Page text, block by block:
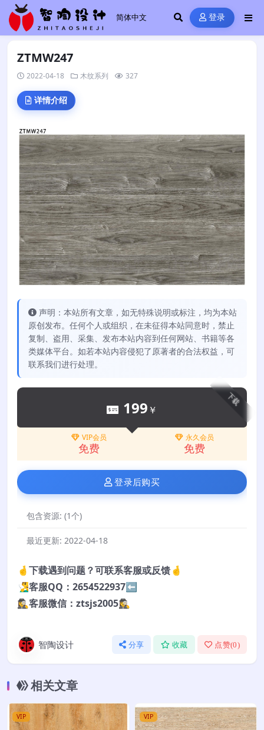
登录
ZTMW247
2022-04-18 木纹系列 327
详情介绍
声明：本站所有文章，如无特殊说明或标注，均为本站
原创发布。任何个人或组织，在未征得本站同意时，禁止
复制、盗用、采集、发布本站内容到任何网站、书籍等各
类媒体平台。如若本站内容侵犯了原著者的合法权益，可
联系我们进行处理。
下载
199 ￥
VIP会员
免费
永久会员
免费
登录后购买
包含资源: (1个)
最近更新: 2022-04-18
🤞下载遇到问题？可联系客服或反馈🤞
🧏‍♂️客服QQ：2654522937⬅️
🕵️‍♀️客服微信：ztsjs2005🕵️‍♀️
智陶设计 分享 收藏 点赞(0)
相关文章
VIP VIP